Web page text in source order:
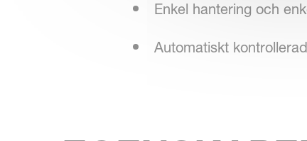
Enkel hantering och
Automatiskt